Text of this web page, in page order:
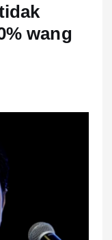
wang